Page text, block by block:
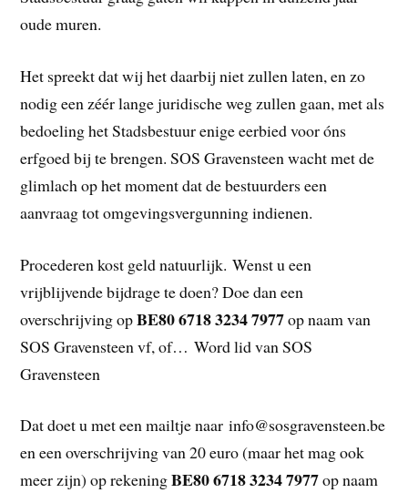
oude muren.
Het spreekt dat wij het daarbij niet zullen laten, en zo
nodig een zéér lange juridische weg zullen gaan, met als
bedoeling het Stadsbestuur enige eerbied voor óns
erfgoed bij te brengen. SOS Gravensteen wacht met de
glimlach op het moment dat de bestuurders een
aanvraag tot omgevingsvergunning indienen.
Procederen kost geld natuurlijk. Wenst u een
vrijblijvende bijdrage te doen? Doe dan een
overschrijving opBE80 6718 3234 7977op naam van
SOS Gravensteen vf, of… Word lid van SOS
Gravensteen
Dat doet u met een mailtje naar info@sosgravensteen.be
en een overschrijving van 20 euro (maar het mag ook
meer zijn) op rekeningBE80 6718 3234 7977op naam